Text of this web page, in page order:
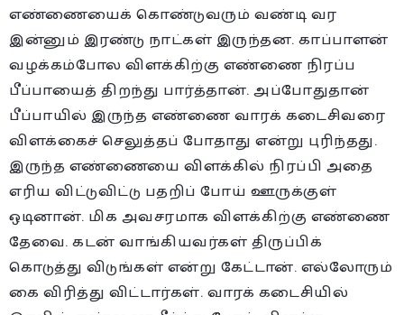
எண்ணையைக் கொண்டுவரும் வண்டி வர
இன்னும் இரண்டு நாட்கள் இருந்தன. காப்பாளன்
வழக்கம்போல விளக்கிற்கு எண்ணை நிரப்ப
பீப்பாயைத் திறந்து பார்த்தான். அப்போதுதான்
பீப்பாயில் இருந்த எண்ணை வாரக் கடைசிவரை
விளக்கைச் செலுத்தப் போதாது என்று புரிந்தது.
இருந்த எண்ணையை விளக்கில் நிரப்பி அதை
எரிய விட்டுவிட்டு பதறிப் போய் ஊருக்குள்
ஒடினான். மிக அவசரமாக விளக்கிற்கு எண்ணை
தேவை. கடன் வாங்கியவர்கள் திருப்பிக்
கொடுத்து விடுங்கள் என்று கேட்டான். எல்லோரும்
கை விரித்து விட்டார்கள். வாரக் கடைசியில்